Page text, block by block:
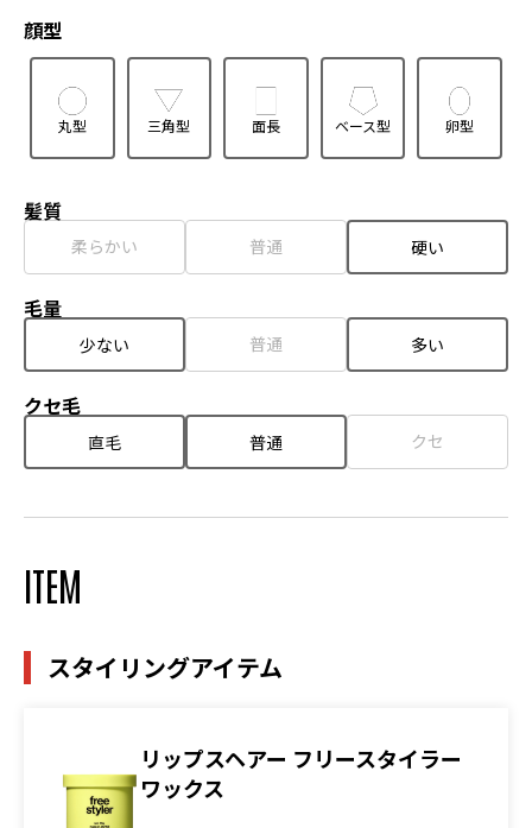
顔型
丸型 三角型 面長 ベース型 卵型
髪質
柔らかい 普通 硬い
毛量
少ない 普通 多い
クセ毛
直毛 普通 クセ
ITEM
スタイリングアイテム
リップスヘアー フリースタイラー
ワックス